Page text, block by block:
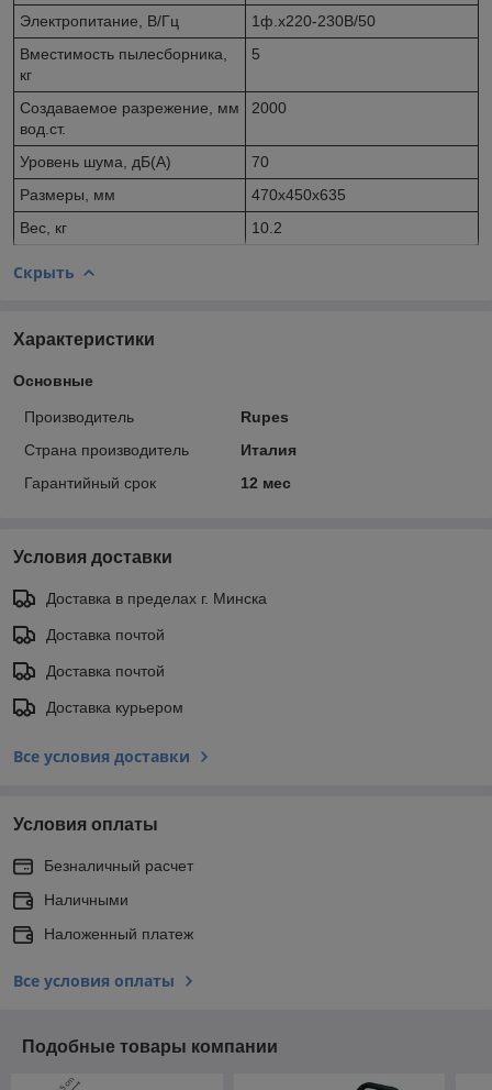
Электропитание, В/Гц
1ф.х220-230В/50
Вместимость пылесборника,
кг
5
Создаваемое разрежение, мм
вод.ст.
2000
Уровень шума, дБ(А)
70
Размеры, мм
470х450х635
Вес, кг
10.2
Скрыть
Характеристики
Основные
Производитель
Rupes
Страна производитель
Италия
Гарантийный срок
12 мес
Условия доставки
Доставка в пределах г. Минска
Доставка почтой
Доставка почтой
Доставка курьером
Все условия доставки
Условия оплаты
Безналичный расчет
Наличными
Наложенный платеж
Все условия оплаты
Подобные товары компании